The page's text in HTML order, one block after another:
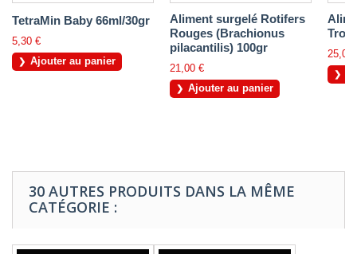
TetraMin Baby 66ml/30gr
5,30 €
Ajouter au panier
Aliment surgelé Rotifers
Rouges (Brachionus
pilacantilis) 100gr
21,00 €
Ajouter au panier
25,00
30 AUTRES PRODUITS DANS LA MÊME
CATÉGORIE :